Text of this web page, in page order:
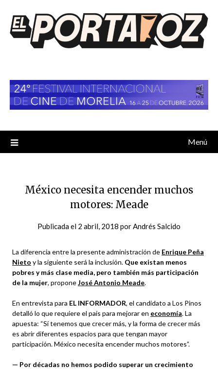
contenido
Menú
México necesita encender muchos
motores: Meade
Publicada el 2 abril, 2018 porAndrés Salcido
La diferencia entre la presente administración de Enrique Peña
Nieto y la siguiente será la inclusión. Que existan menos
pobres y más clase media, pero también más participación
de la mujer, proponeJosé Antonio Meade.
En entrevista para EL INFORMADOR, el candidato a Los Pinos
detalló lo que requiere el país para mejorar en economía. La
apuesta: “Sí tenemos que crecer más, y la forma de crecer más
es abrir diferentes espacios para que tengan mayor
participación. México necesita encender muchos motores”.
— Por décadas no hemos podido superar un crecimiento